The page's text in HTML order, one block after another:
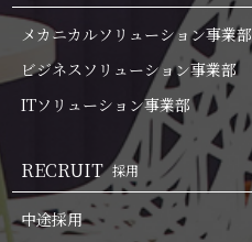
メカニカルソリューション事業部
ビジネスソリューション事業部
ITソリューション事業部
RECRUIT 採用
中途採用